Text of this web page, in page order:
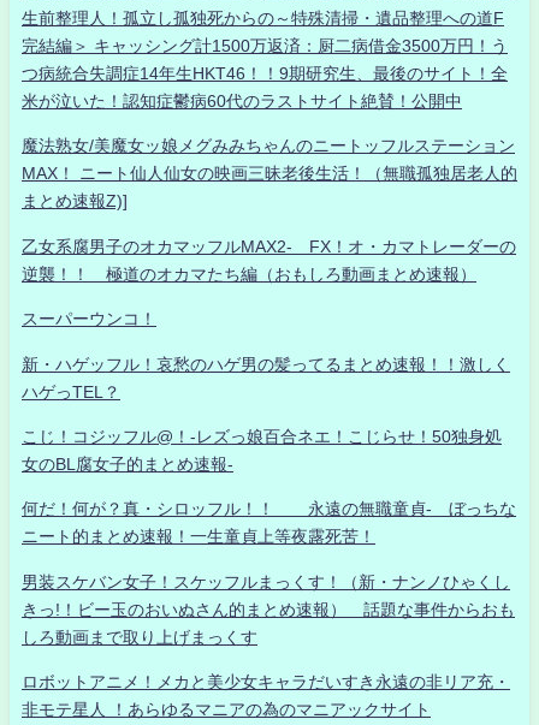
生前整理人！孤立し孤独死からの～特殊清掃・遺品整理への道F
完結編＞ キャッシング計1500万返済：厨二病借金3500万円！う
つ病統合失調症14年生HKT46！！9期研究生、最後のサイト！全
米が泣いた！認知症鬱病60代のラストサイト絶賛！公開中
魔法熟女/美魔女ッ娘メグみみちゃんのニートッフルステーション
MAX！ ニート仙人仙女の映画三昧老後生活！（無職孤独居老人的
まとめ速報Z)]
乙女系腐男子のオカマッフルMAX2- FX！オ・カマトレーダーの
逆襲！！ 極道のオカマたち編（おもしろ動画まとめ速報）
スーパーウンコ！
新・ハゲッフル！哀愁のハゲ男の髪ってるまとめ速報！！激しく
ハゲっTEL？
こじ！コジッフル@！-レズっ娘百合ネエ！こじらせ！50独身処
女のBL腐女子的まとめ速報-
何だ！何が？真・シロッフル！！ 永遠の無職童貞- ぼっちな
ニート的まとめ速報！一生童貞上等夜露死苦！
男装スケバン女子！スケッフルまっくす！（新・ナンノひゃくし
きっ!！ビー玉のおいぬさん的まとめ速報） 話題な事件からおも
しろ動画まで取り上げまっくす
ロボットアニメ！メカと美少女キャラだいすき永遠の非リア充・
非モテ星人 ！あらゆるマニアの為のマニアックサイト